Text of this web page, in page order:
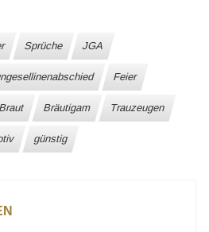
Sprüche JGA
Feier
Braut Bräutigam Trauzeugen
günstig